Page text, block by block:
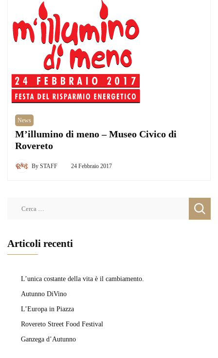
News
M’illumino di meno – Museo Civico di
Rovereto
By STAFF 24 Febbraio 2017
Articoli recenti
L’unica costante della vita è il cambiamento.
Autunno DiVino
L’Europa in Piazza
Rovereto Street Food Festival
Ganzega d’Autunno